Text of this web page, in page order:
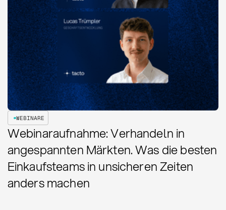
WEBINARE
Webinaraufnahme: Verhandeln in
angespannten Märkten. Was die besten
Einkaufsteams in unsicheren Zeiten
anders machen